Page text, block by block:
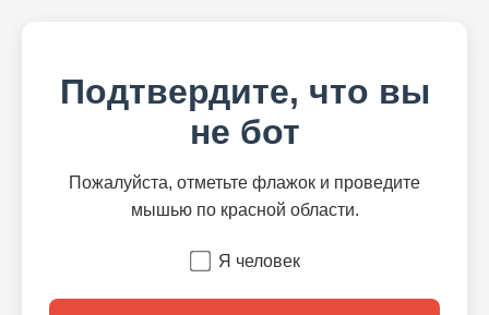
Подтвердите, что вы
не бот
Пожалуйста, отметьте флажок и проведите
мышью по красной области.
Я человек